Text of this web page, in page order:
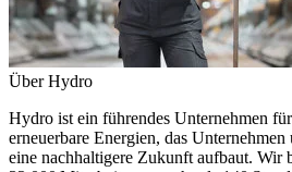
Über Hydro
Hydro ist ein führendes Unternehmen
erneuerbare Energien, das
eine nachhaltigere Zukunft aufbaut. Wir